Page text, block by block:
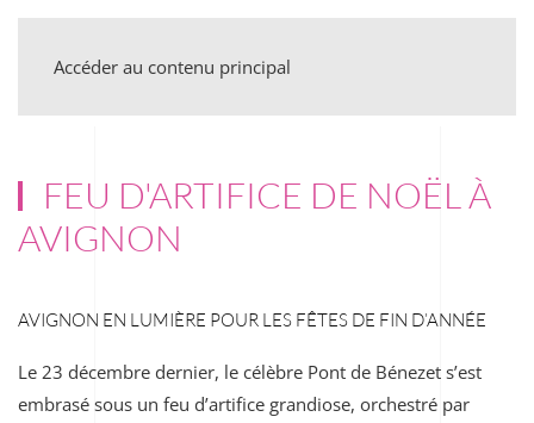
Accéder au contenu principal
FEU D'ARTIFICE DE NOËL À
AVIGNON
AVIGNON EN LUMIÈRE POUR LES FÊTES DE FIN D’ANNÉE
Le 23 décembre dernier, le célèbre Pont de Bénezet s’est
embrasé sous un feu d’artifice grandiose, orchestré par